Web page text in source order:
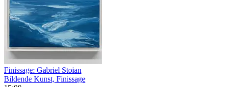
Finissage: Gabriel Stoian
Bildende Kunst, Finissage